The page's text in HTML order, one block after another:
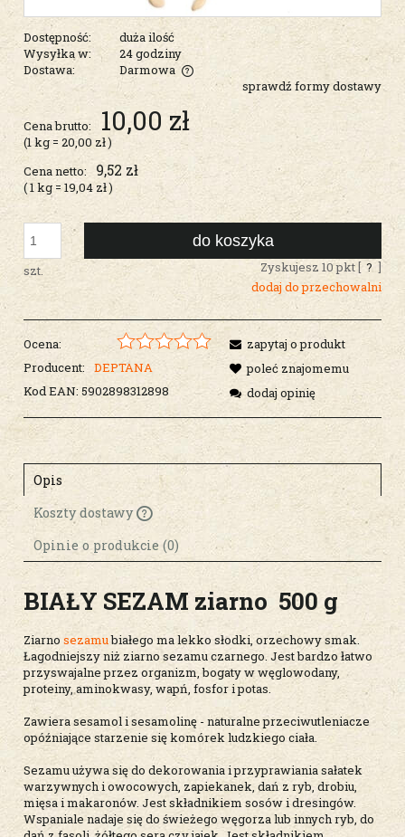
Dostępność:
duża ilość
Wysyłka w:
24 godziny
Dostawa:
Darmowa
Cena nie zawiera ewentualnych kosztów płatności
sprawdź formy dostawy
Cena brutto: 10,00 zł
(1kg= 20,00 zł)
Cena netto:
9,52 zł
( 1kg = 19,04 zł)
szt.
do koszyka
Zyskujesz 10pkt [ ? ]
dodaj do przechowalni
Ocena:
Producent:
DEPTANA
Kod EAN: 5902898312898
zapytaj o produkt
poleć znajomemu
dodaj opinię
Opis
Koszty dostawy
Cena nie zawiera ewentualnych kosztów
płatności
Opinie o produkcie (0)
BIAŁY SEZAM ziarno 500 g
Ziarno sezamubiałego ma lekko słodki, orzechowy smak.
Łagodniejszy niż ziarno sezamu czarnego. Jest bardzo łatwo
przyswajalne przez organizm, bogaty w węglowodany,
proteiny, aminokwasy, wapń, fosfor i potas.
Zawiera sesamol i sesamolinę - naturalne przeciwutleniacze
opóźniające starzenie się komórek ludzkiego ciała.
Sezamu używa się do dekorowania i przyprawiania sałatek
warzywnych i owocowych, zapiekanek, dań z ryb, drobiu,
mięsa i makaronów. Jest składnikiem sosów i dresingów.
Wspaniale nadaje się do świeżego węgorza lub innych ryb, do